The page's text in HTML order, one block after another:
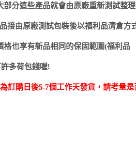
分這些產品就會由原廠重新測試整理
接由原廠測試包裝後以福利品清倉方
也享有新品相同的保固範圍(福利品
多荷包錢喔!
訂購日後5-7個工作天發貨，請考量